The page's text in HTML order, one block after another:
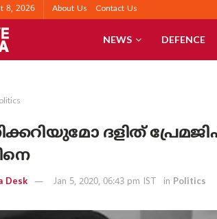
8, 2026 About Us Contact Us
NEWS DEFENCE
ദളിത്
Desk Jan 5, 2020, 06:43 pm IST in Politics